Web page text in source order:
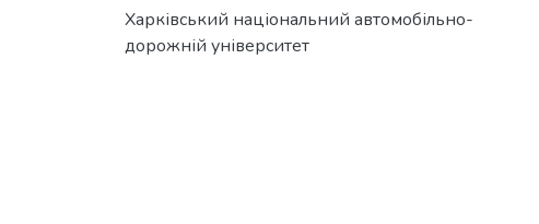
Харківський національний автомобільно-
дорожній університет